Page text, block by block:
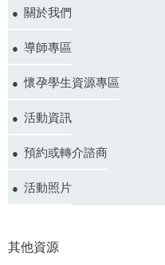
關於我們
導師專區
懷孕學生資源專區
活動資訊
預約或轉介諮商
活動照片
其他資源